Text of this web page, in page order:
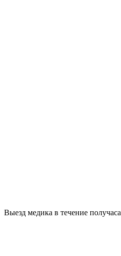
Выезд медика в течение получаса